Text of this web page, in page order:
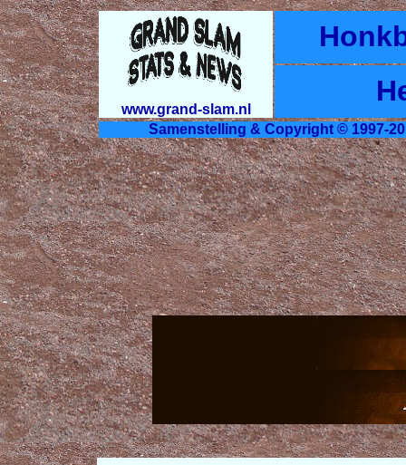
www.grand-slam.nl
Samenstelling & Copyright © 1997-